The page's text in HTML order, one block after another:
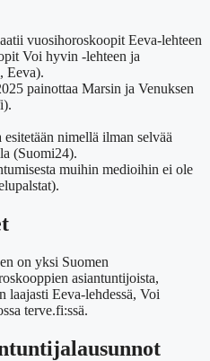
vuosihoroskoopit Eeva-lehteen
Voi hyvin -lehteen ja
Eeva).
painottaa Marsin ja Venuksen
nimellä ilman selvää
(Suomi24).
muihin medioihin ei ole
on yksi Suomen
asiantuntijoista,
laajasti Eeva-lehdessä, Voi
terve.fi:ssä.